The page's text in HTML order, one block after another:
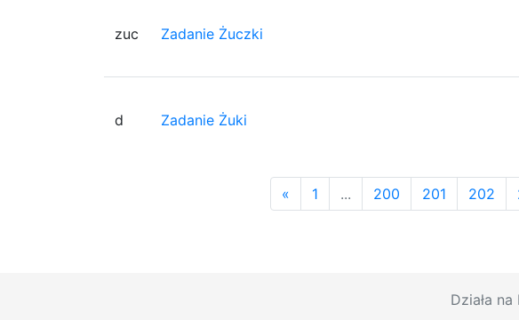
zuc Zadanie Żuczki
d Zadanie Żuki
« 1 ... 200 201 202
Działa